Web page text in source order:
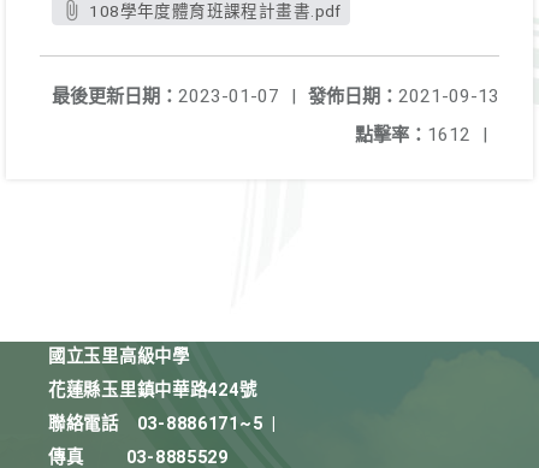
108學年度體育班課程計畫書.pdf
發佈日期： 2021-09-13
最後更新日期： 2023-01-07
|
點擊率： 1612 |
國立玉里高級中學
花蓮縣玉里鎮中華路424號
聯絡電話
03-8886171~5
傳真
03-8885529